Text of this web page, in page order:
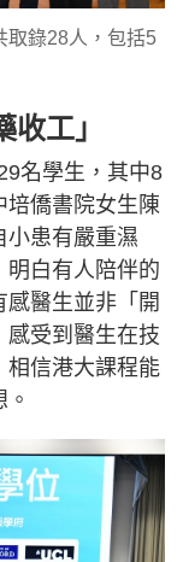
取錄28人，包括5
工」
名學生，其中8
培僑書院女生陳
小患有嚴重濕
明白有人陪伴的
醫生並非「開
感受到醫生在技
相信港大課程能